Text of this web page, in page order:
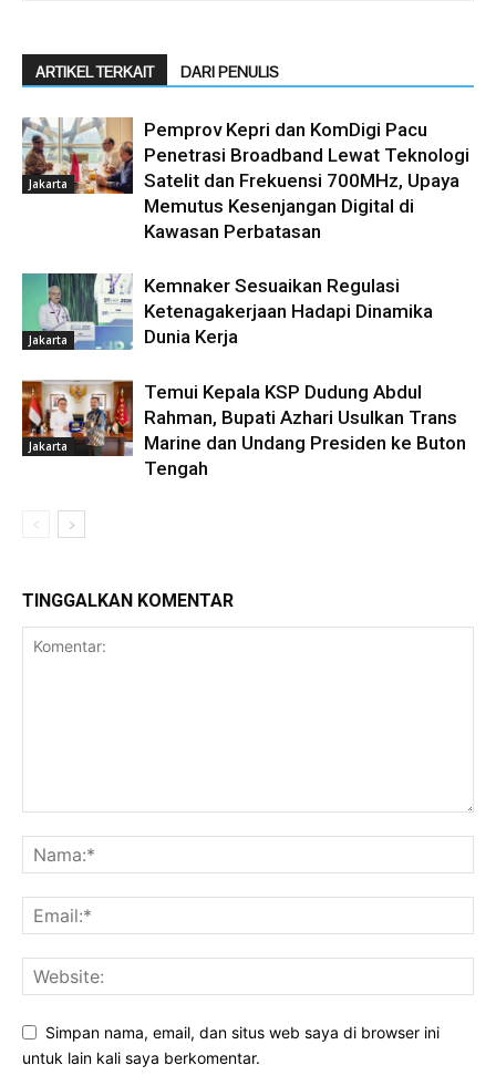
ARTIKEL TERKAIT DARI PENULIS
Jakarta
Pemprov Kepri dan KomDigi Pacu
Penetrasi Broadband Lewat Teknologi
Satelit dan Frekuensi 700MHz, Upaya
Memutus Kesenjangan Digital di
Kawasan Perbatasan
Jakarta
Kemnaker Sesuaikan Regulasi
Ketenagakerjaan Hadapi Dinamika
Dunia Kerja
Jakarta
Temui Kepala KSP Dudung Abdul
Rahman, Bupati Azhari Usulkan Trans
Marine dan Undang Presiden ke Buton
Tengah
TINGGALKAN KOMENTAR
Simpan nama, email, dan situs web saya di browser ini
untuk lain kali saya berkomentar.